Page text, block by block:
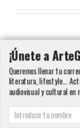
¡Únete a
Queremos llenar tu
literatura, lifestyle...
audiovisual y cultural en